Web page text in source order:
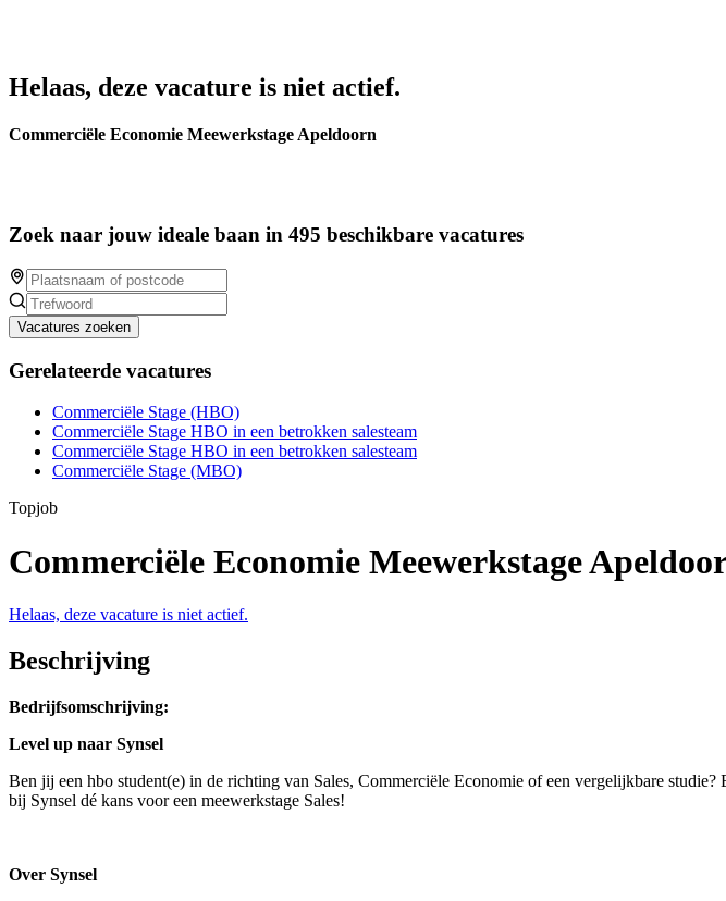
Helaas, deze vacature is niet actief.
Commerciële Economie Meewerkstage Apeldoorn
Zoek naar jouw ideale baan in 495 beschikbare vacatures
Vacatures zoeken
Gerelateerde vacatures
Commerciële Stage (HBO)
Commerciële Stage HBO in een betrokken salesteam
Commerciële Stage HBO in een betrokken salesteam
Commerciële Stage (MBO)
Topjob
Commerciële Economie Meewerkstage
Helaas, deze vacature is niet actief.
Beschrijving
Bedrijfsomschrijving:
Level up naar Synsel
Ben jij een hbo student(e) in de richting van Sales, Commerciële Economie of een vergelijkbare
bij Synsel dé kans voor een meewerkstage Sales!
Over Synsel